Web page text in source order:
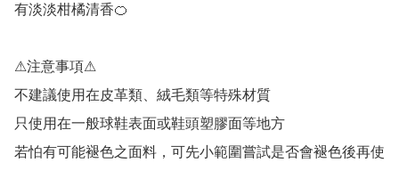
有淡淡柑橘清香🍊
⚠注意事項⚠
不建議使用在皮革類、絨毛類等特殊材質
只使用在一般球鞋表面或鞋頭塑膠面等地方
若怕有可能褪色之面料，可先小範圍嘗試是否會褪色後再使